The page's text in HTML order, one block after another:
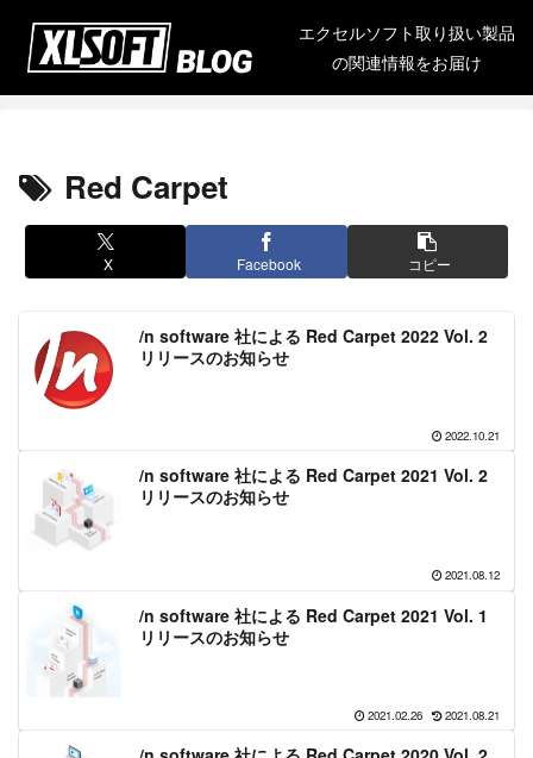
エクセルソフト取り扱い製品
の関連情報をお届け
Red Carpet
X Facebook コピー
/n software 社による Red Carpet 2022 Vol. 2
リリースのお知らせ
2022.10.21
/n software 社による Red Carpet 2021 Vol. 2
リリースのお知らせ
2021.08.12
/n software 社による Red Carpet 2021 Vol. 1
リリースのお知らせ
2021.02.26 2021.08.21